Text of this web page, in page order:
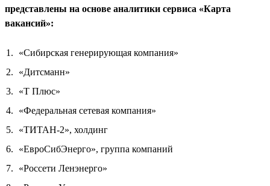
представлены на основе аналитики сервиса «Карта
вакансий»:
«Сибирская генерирующая компания»
«Дитсманн»
«Т Плюс»
«Федеральная сетевая компания»
«ТИТАН-2», холдинг
«ЕвроСибЭнерго», группа компаний
«Россети Ленэнерго»